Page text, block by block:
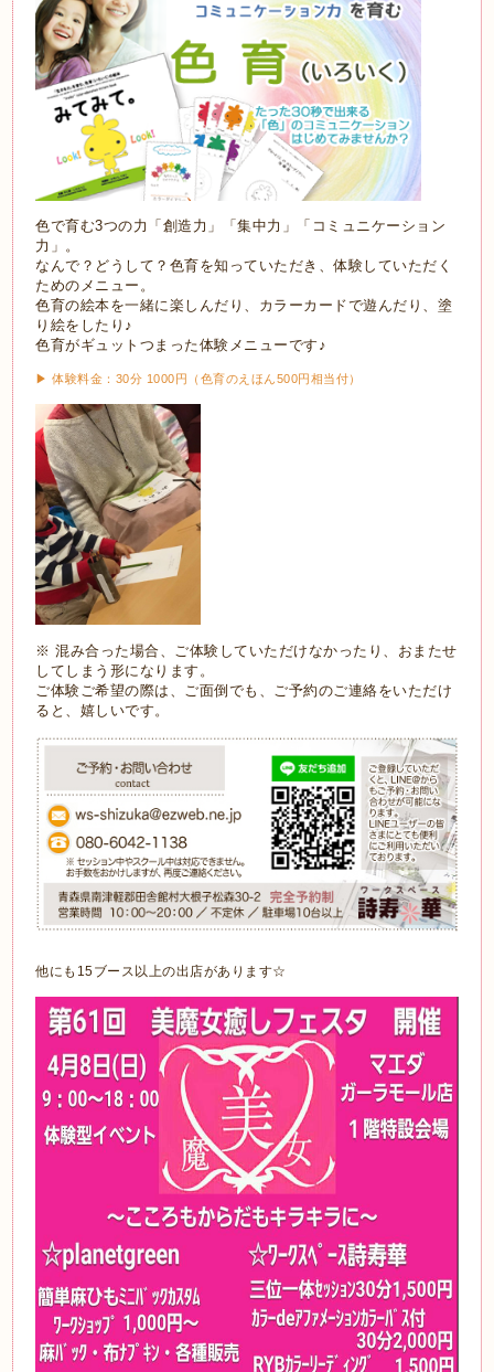
色で育む3つの力「創造力」「集中力」「コミュニケーション
力」。
なんで？どうして？色育を知っていただき、体験していただく
ためのメニュー。
色育の絵本を一緒に楽しんだり、カラーカードで遊んだり、塗
り絵をしたり♪
色育がギュットつまった体験メニューです♪
▶ 体験料金：30分 1000円（色育のえほん500円相当付）
※ 混み合った場合、ご体験していただけなかったり、おまたせ
してしまう形になります。
ご体験ご希望の際は、ご面倒でも、ご予約のご連絡をいただけ
ると、嬉しいです。
他にも15ブース以上の出店があります☆